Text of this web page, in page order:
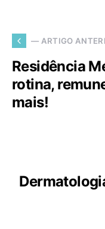
— ARTIGO
Residência
rotina,
mais!